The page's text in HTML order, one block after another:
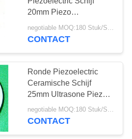
20mm Piezo
Ceramische Schijf van
3Mhz voor
negotiable MOQ:180 Stuk/Stukken
CONTACT
Ronde Piezoelectric
Ceramische Schijf
25mm Ultrasone Piezo
de Schijf Kleine Grootte
van 1Mhz
negotiable MOQ:180 Stuk/Stukken
CONTACT